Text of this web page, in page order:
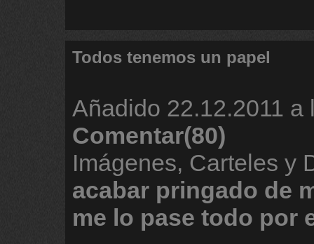
Todos tenemos un papel
Añadido 22.12.2011 a
Comentar(80)
Imágenes, Carteles y
acabar pringado de
me lo pase todo por